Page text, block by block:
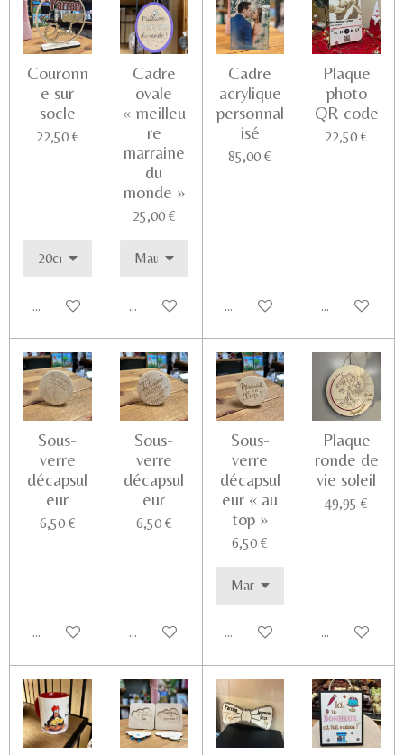
Couronn
e sur
socle
22,50 €
Ajouter au panier
Cadre
ovale
« meilleu
re
marraine
du
monde »
25,00 €
Ajouter au panier
Cadre
acrylique
personnal
isé
85,00 €
Ajouter au panier
Plaque
photo
QR code
22,50 €
Voir les
Sous-
verre
décapsul
eur
6,50 €
Ajouter au panier
Sous-
verre
décapsul
eur
6,50 €
Ajouter au panier
Sous-
verre
décapsul
eur « au
top »
6,50 €
Ajouter au panier
Plaque
ronde de
vie soleil
49,95 €
Voir les